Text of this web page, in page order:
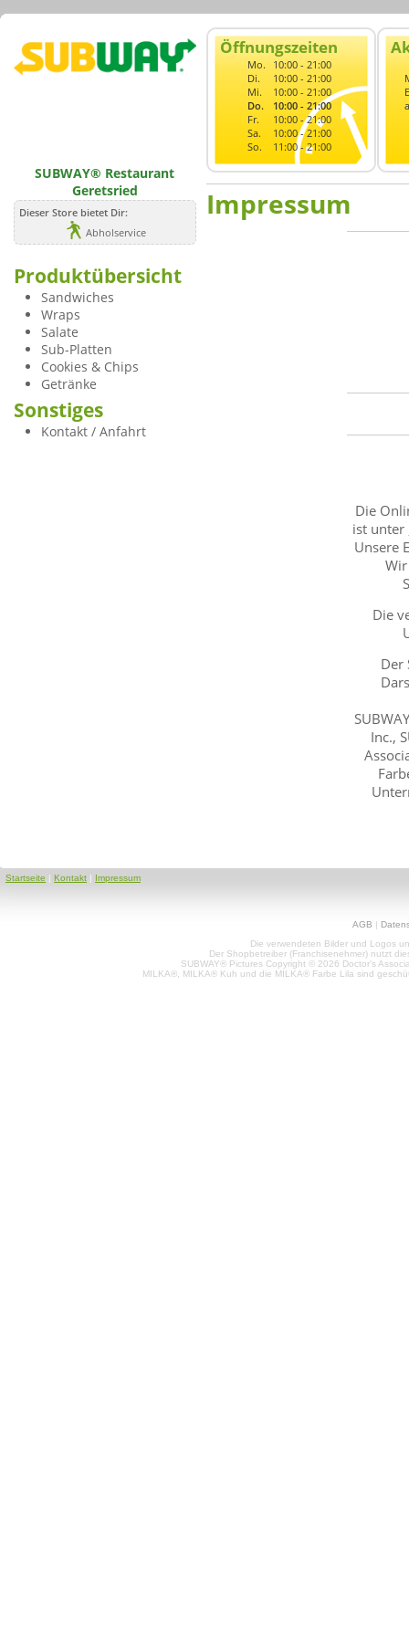
SUBWAY® Restaurant
Geretsried
Dieser Store bietet Dir:
Abholservice
Produktübersicht
Sandwiches
Wraps
Salate
Sub-Platten
Cookies & Chips
Getränke
Sonstiges
Kontakt / Anfahrt
Öffnungszeiten
Mo. 10:00 - 21:00
Di.
10:00 - 21:00
Mi.
10:00 - 21:00
Do.
10:00 - 21:00
Fr.
10:00 - 21:00
Sa.
10:00 - 21:00
So.
11:00 - 21:00
Impressum
Die
ist unter
Unsere
Die
Der
Inc.,
Startseite | Kontakt | Impressum
AGB |
Die verwendeten Bilder und Logos
Der Shopbetreiber (Franchisenehmer) nutzt
SUBWAY® Pictures Copyright © 2026 Doctor's
MILKA®, MILKA® Kuh und die MILKA® Farbe Lila sind